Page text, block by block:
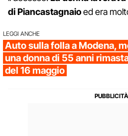
di Piancastagnaioed era
LEGGI ANCHE
Auto sulla folla a Modena,
una donna di 55 anni
del 16 maggio